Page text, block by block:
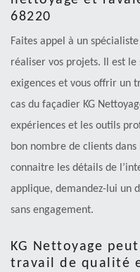
68220
Faites appel à un
réaliser vos projets. Il est
exigences et vous offrir un
cas du façadier KG
expériences et les outils
bon nombre de clients
connaitre les détails de
applique, demandez-lui un
sans engagement.
KG Nettoyage
travail de qualité